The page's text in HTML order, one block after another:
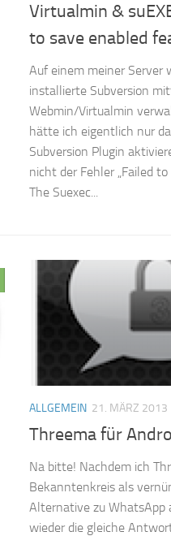
Virtualmin &
to save enabled
Auf einem meiner Server
installierte Subversion
Webmin/Virtualmin
hätte ich eigentlich nur
Subversion Plugin
nicht der Fehler „Failed
The Suexec...
ALLGEMEIN 21. MÄRZ 2013
Threema für
Na bitte! Nachdem ich
Bekanntenkreis als
Alternative zu WhatsApp
wieder die gleiche